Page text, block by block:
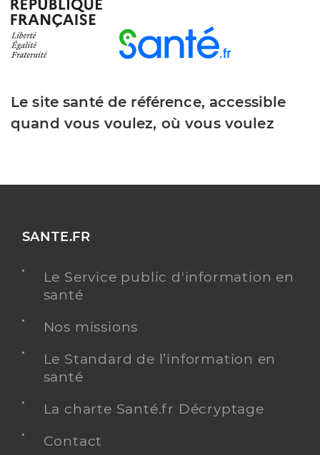
Le site santé de référence, accessible
quand vous voulez, où vous voulez
SANTE.FR
Le Service public d'information en
santé
Nos missions
Le Standard de l’information en
santé
La charte Santé.fr Décryptage
Contact